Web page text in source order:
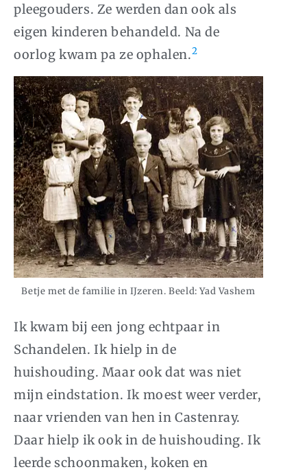
pleegouders. Ze werden dan ook als
eigen kinderen behandeld. Na de
oorlog kwam pa ze ophalen.2
Betje met de familie in IJzeren. Beeld: Yad Vashem
Ik kwam bij een jong echtpaar in
Schandelen. Ik hielp in de
huishouding. Maar ook dat was niet
mijn eindstation. Ik moest weer verder,
naar vrienden van hen in Castenray.
Daar hielp ik ook in de huishouding. Ik
leerde schoonmaken, koken en